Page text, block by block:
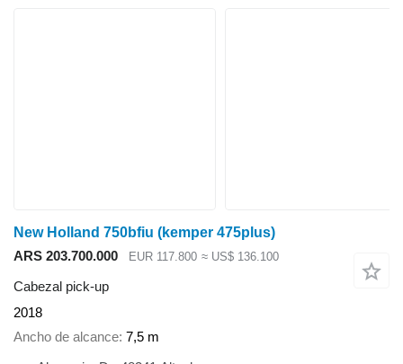
New Holland 750bfiu (kemper 475plus)
ARS 203.700.000
EUR 117.800 ≈ US$ 136.100
Cabezal pick-up
2018
Ancho de alcance 7,5 m